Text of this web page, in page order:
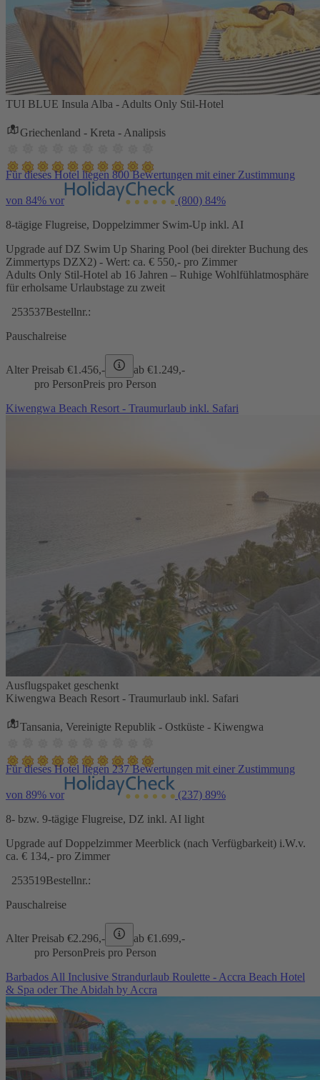
TUI BLUE Insula Alba - Adults Only Stil-Hotel
Griechenland - Kreta - Analipsis
Für dieses Hotel liegen 800 Bewertungen mit einer Zustimmung
von 84% vor (800) 84%
8-tägige Flugreise, Doppelzimmer Swim-Up inkl. AI
Upgrade auf DZ Swim Up Sharing Pool (bei direkter Buchung des
Zimmertyps DZX2) - Wert: ca. € 550,- pro Zimmer
Adults Only Stil-Hotel ab 16 Jahren – Ruhige Wohlfühlatmosphäre
für erholsame Urlaubstage zu zweit
253537Bestellnr.:
Pauschalreise
Alter Preisab €1.456,- ab €1.249,-
pro PersonPreis pro Person
Kiwengwa Beach Resort - Traumurlaub inkl. Safari
Ausflugspaket geschenkt
Kiwengwa Beach Resort - Traumurlaub inkl. Safari
Tansania, Vereinigte Republik - Ostküste - Kiwengwa
Für dieses Hotel liegen 237 Bewertungen mit einer Zustimmung
von 89% vor (237) 89%
8- bzw. 9-tägige Flugreise, DZ inkl. AI light
Upgrade auf Doppelzimmer Meerblick (nach Verfügbarkeit) i.W.v.
ca. € 134,- pro Zimmer
253519Bestellnr.:
Pauschalreise
Alter Preisab €2.296,- ab €1.699,-
pro PersonPreis pro Person
Barbados All Inclusive Strandurlaub Roulette - Accra Beach Hotel
& Spa oder The Abidah by Accra